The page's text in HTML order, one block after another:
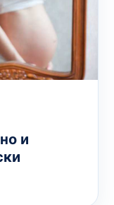
и